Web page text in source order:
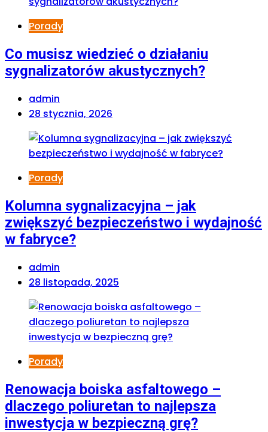
Porady
Co musisz wiedzieć o działaniu
sygnalizatorów akustycznych?
admin
28 stycznia, 2026
Porady
Kolumna sygnalizacyjna – jak
zwiększyć bezpieczeństwo i wydajność
w fabryce?
admin
28 listopada, 2025
Porady
Renowacja boiska asfaltowego –
dlaczego poliuretan to najlepsza
inwestycja w bezpieczną grę?